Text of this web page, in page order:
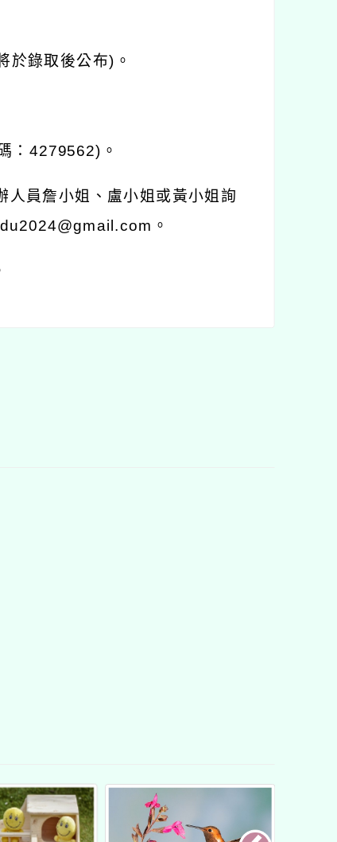
於錄取後公布)。
：4279562)。
人員詹小姐、盧小姐或黃小姐詢
。